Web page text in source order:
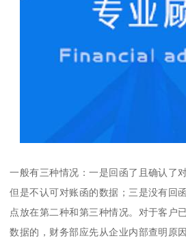
一般有三种情况：一是回函了且确认了
但是不认可对账函的数据；三是没有回
点放在第二种和第三种情况。对于客户
数据的，财务部应先从企业内部查明原